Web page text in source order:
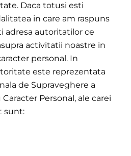
Daca totusi esti
in care am raspuns
adresa autoritatilor ce
activitatii noastre in
personal. In
este reprezentata
de Supraveghere a
Personal, ale carei
sunt: